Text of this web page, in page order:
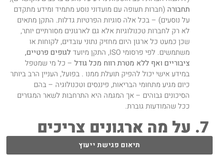
תחבורה (חברות תעופה עם מועדוני נוסע מתמיד ומידע מתקדם
על נוסעים) – בכל אלה סוגיות הפרטיות גדלות. התקן מתאים
לא רק לחברות טכנולוגיות אלא גם לארגונים מסורתיים יותר,
שכן כמעט כל ארגון היום מחזיק נתוני עובדים, לקוחות או
משתמשים. לפי פרסומי ISO, התקן מיועד
לגופים פרטיים,
ציבוריים ואף ללא מטרת רווח מכל גודל – כל מי שמטפל
במידע אישי יכול להפיק תועלת ממנו . בפועל, העניין הרב ביותר
כיום מגיע מתחומי הבריאות, פיננסים וטכנולוגיה – בהם
הסיכונים גבוהים – אך המגמה היא התרחבות לשאר המגזרים
ככל שהמודעות גוברת.
7. על מה ארגונים צריכים
לשים דגש כדי לעמוד
תיאום פגישת ייעוץ